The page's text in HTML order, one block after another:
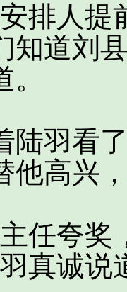
人提
知道刘
羽看了
他高兴
夸奖
真诚说